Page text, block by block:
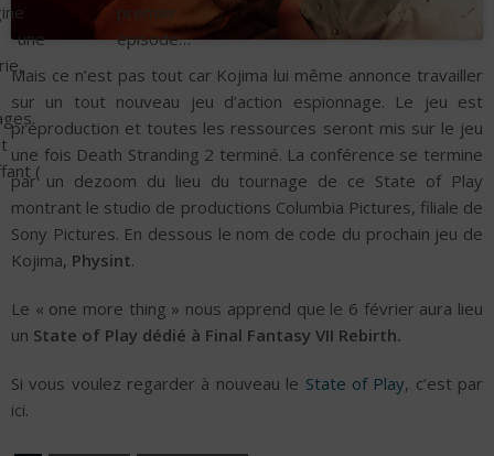
une
(
premier
épisode…
Mais ce n’est pas tout car Kojima lui même annonce travailler
sur un tout nouveau jeu d’action espionnage. Le jeu est
préproduction et toutes les ressources seront mis sur le jeu
une fois Death Stranding 2 terminé. La conférence se termine
par un dezoom du lieu du tournage de ce State of Play
montrant le studio de productions Columbia Pictures, filiale de
Sony Pictures. En dessous le nom de code du prochain jeu de
Kojima, Physint.
Le « one more thing » nous apprend que le 6 février aura lieu
un State of Play dédié à Final Fantasy VII Rebirth.
Si vous voulez regarder à nouveau le State of Play, c’est par
ici.